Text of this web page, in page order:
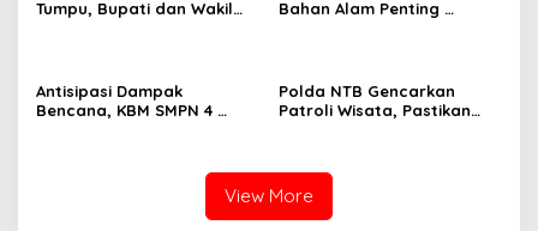
Tumpu, Bupati dan Wakil
Bahan Alam Penting
Antisipasi Dampak
Bencana, KBM SMPN 4
Polda NTB Gencarkan
Patroli Wisata, Pastikan
View More